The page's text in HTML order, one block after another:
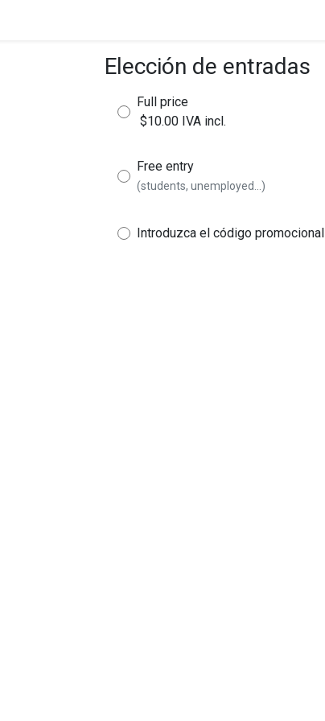
Elección de entradas
Full price
$10.00 IVA incl.
Free entry
(students, unemployed...)
Introduzca el código promocional